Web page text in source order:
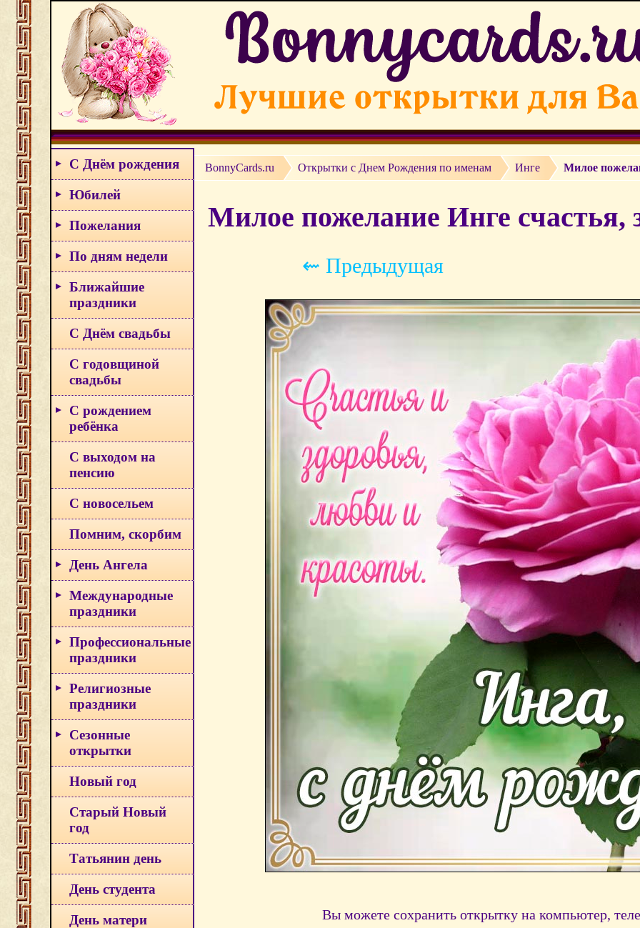
С Днём рождения
Юбилей
Пожелания
По дням недели
Ближайшие
праздники
С Днём свадьбы
С годовщиной
свадьбы
С рождением
ребёнка
С выходом на
пенсию
С новосельем
Помним, скорбим
День Ангела
Международные
праздники
Профессиональные
праздники
Религиозные
праздники
Сезонные
открытки
Новый год
Старый Новый
год
Татьянин день
День студента
День матери
BonnyCards.ru Открытки c Днем Рождения по именам Инге Милое
Милое пожелание Инге счастья,
⇜ Предыдущая
Вы можете сохранить открытку на компьютер,